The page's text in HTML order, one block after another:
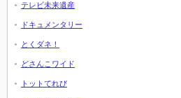
テレビ未来遺産
ドキュメンタリー
とくダネ！
どさんこワイド
トットてれび